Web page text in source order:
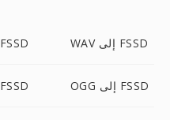
MP4 إلى FSSD WAV إلى FSSD
M4A إلى FSSD OGG إلى FSSD